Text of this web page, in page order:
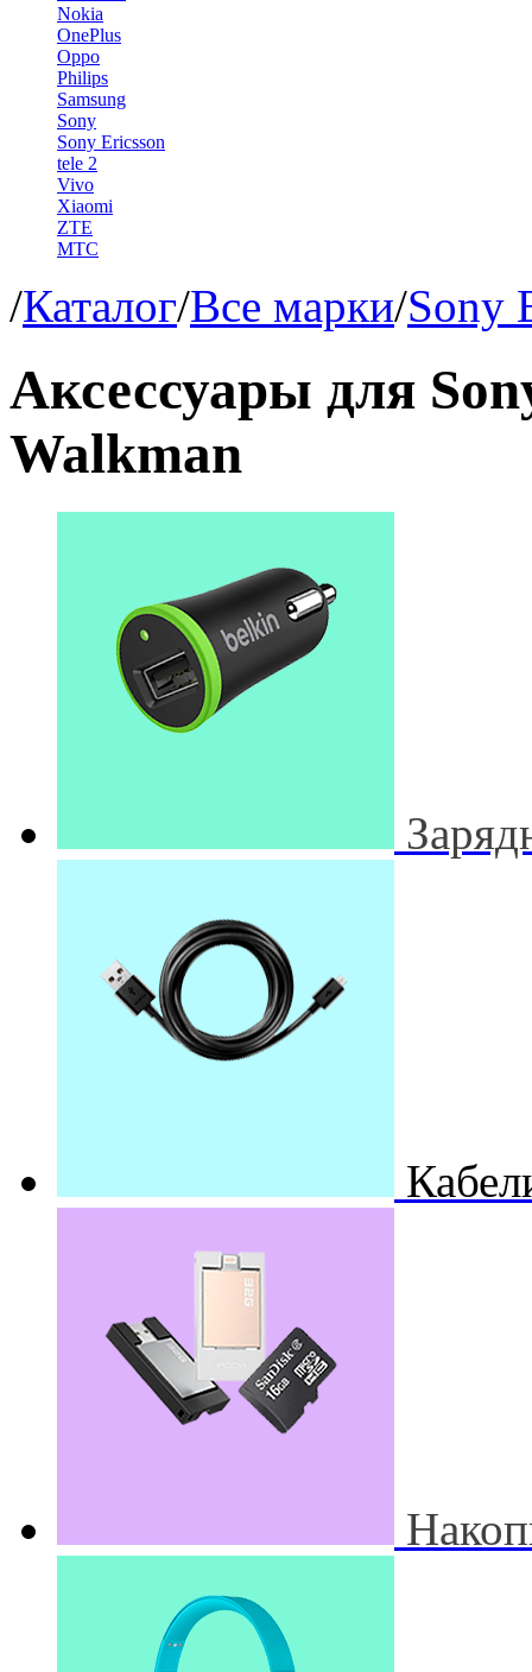
Nokia
OnePlus
Oppo
Philips
Samsung
Sony
Sony Ericsson
tele 2
Vivo
Xiaomi
ZTE
МТС
/Каталог/Все марки/Sony
Аксессуары для
Walkman